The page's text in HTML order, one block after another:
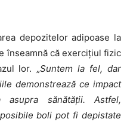
depozitelor adipoase la
înseamnă că exercițiul fizic
lor. „Suntem la fel, dar
de­mon­s­trează ce impact
sănătății. Astfel,
boli pot fi depistate